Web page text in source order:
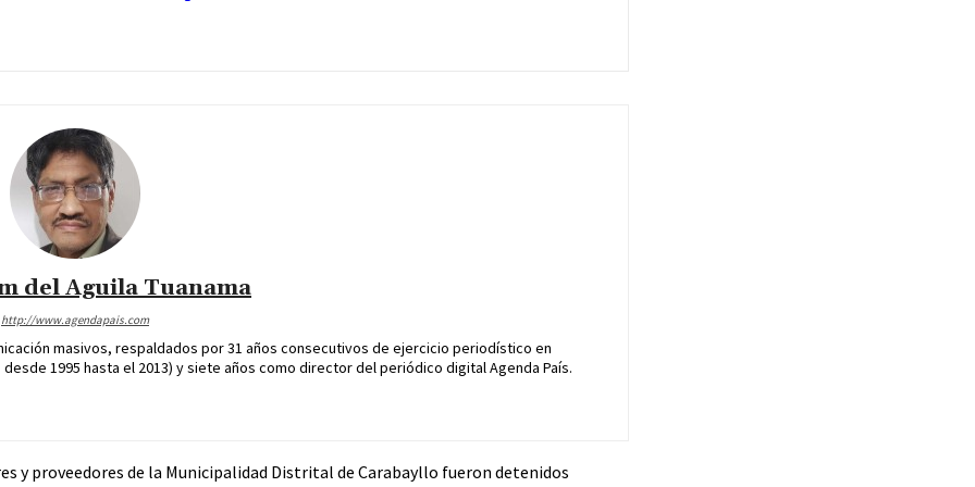
del Aguila Tuanama
http://www.agendapais.com
masivos, respaldados por 31 años consecutivos de ejercicio periodístico en
1995 hasta el 2013) y siete años como director del periódico digital Agenda País.
y proveedores de la Municipalidad Distrital de Carabayllo fueron detenidos